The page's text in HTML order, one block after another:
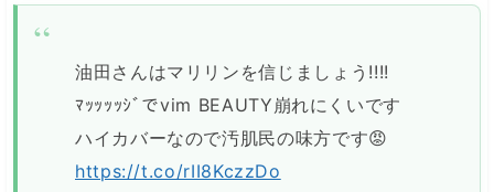
油田さんはマリリンを信じましょう!!!!
ﾏｯｯｯｯｼﾞでvim BEAUTY崩れにくいです
ハイカバーなので汚肌民の味方です😡
https://t.co/rII8KczzDo